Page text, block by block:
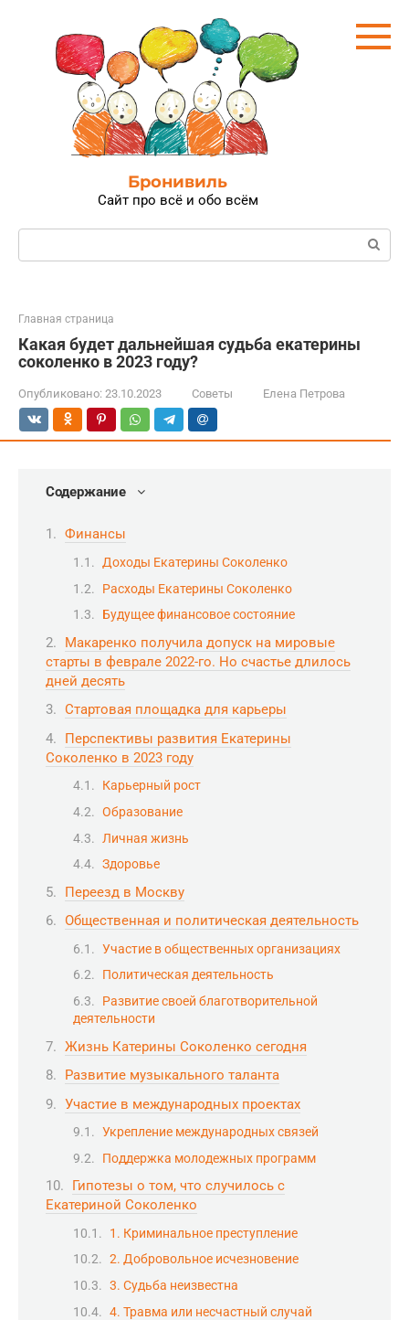
контенту
Бронивиль
Сайт про всё и обо всём
Поиск:
Главная страница
Какая будет дальнейшая судьба екатерины
соколенко в 2023 году?
Опубликовано: 23.10.2023 Советы Елена Петрова
Содержание
Финансы
Доходы Екатерины Соколенко
Расходы Екатерины Соколенко
Будущее финансовое состояние
Макаренко получила допуск на мировые
старты в феврале 2022-го. Но счастье длилось
дней десять
Стартовая площадка для карьеры
Перспективы развития Екатерины
Соколенко в 2023 году
Карьерный рост
Образование
Личная жизнь
Здоровье
Переезд в Москву
Общественная и политическая деятельность
Участие в общественных организациях
Политическая деятельность
Развитие своей благотворительной
деятельности
Жизнь Катерины Соколенко сегодня
Развитие музыкального таланта
Участие в международных проектах
Укрепление международных связей
Поддержка молодежных программ
Гипотезы о том, что случилось с
Екатериной Соколенко
1. Криминальное преступление
2. Добровольное исчезновение
3. Судьба неизвестна
4. Травма или несчастный случай